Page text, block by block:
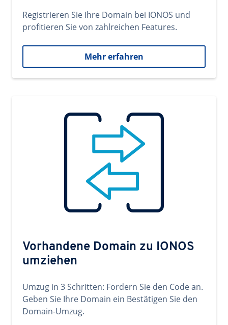
Registrieren Sie Ihre Domain bei IONOS und
profitieren Sie von zahlreichen Features.
Mehr erfahren
Vorhandene Domain zu IONOS
umziehen
Umzug in 3 Schritten: Fordern Sie den Code an.
Geben Sie Ihre Domain ein Bestätigen Sie den
Domain-Umzug.